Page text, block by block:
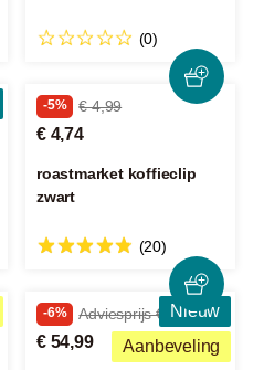
(0)
-5% € 4,99
€ 4,74
roastmarket koffieclip
zwart
(20)
Nieuw
Aanbeveling
-6% Adviesprijs € 59,00
€ 54,99